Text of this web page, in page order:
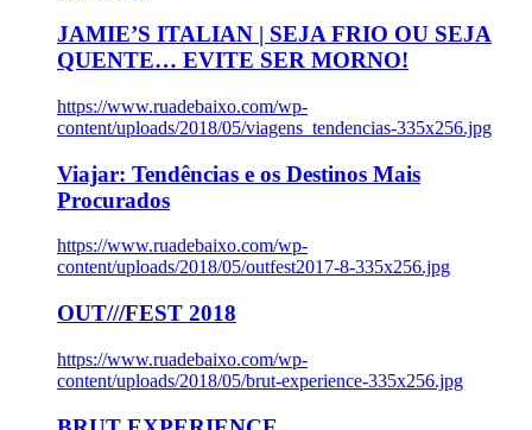
JAMIE’S ITALIAN | SEJA FRIO OU SEJA
QUENTE… EVITE SER MORNO!
https://www.ruadebaixo.com/wp-
content/uploads/2018/05/viagens_tendencias-335x256.jpg
Viajar: Tendências e os Destinos Mais
Procurados
https://www.ruadebaixo.com/wp-
content/uploads/2018/05/outfest2017-8-335x256.jpg
OUT///FEST 2018
https://www.ruadebaixo.com/wp-
content/uploads/2018/05/brut-experience-335x256.jpg